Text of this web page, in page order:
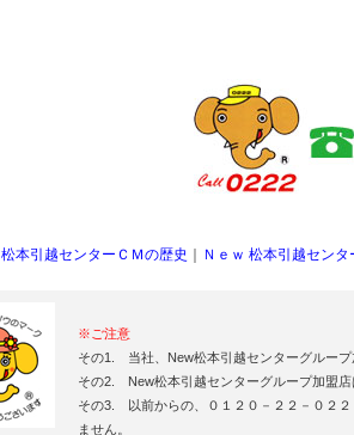
松本引越センターＣＭの歴史 Ｎｅｗ 松本引越セン
※ご注意
その1. 当社、New松本引越センターグルー
その2. New松本引越センターグループ加盟
その3. 以前からの、０１２０－２２－０２
ません。